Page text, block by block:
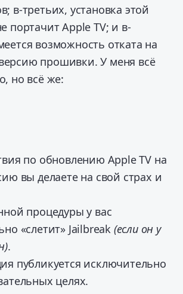
в-третьих, установка этой
портачит Apple TV; и в-
возможность отката на
прошивки. У меня всё
но всё же:
по обновлению Apple TV на
вы делаете на свой страх и
процедуры у вас
«слетит» Jailbreak (если он у
.
публикуется исключительно
целях.